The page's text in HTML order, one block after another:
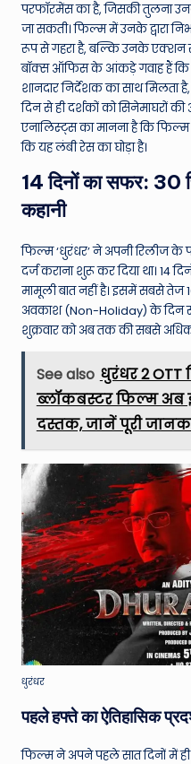
परफॉरमेंस का है, जिसकी तुलना
जा सकती। फिल्म में उनके द्वारा
रूप से गहरा है, बल्कि उनके एक्शन
बॉक्स ऑफिस के आंकड़े गवाह हैं कि
शानदार निर्देशक का साथ मिलता
दिन से ही दर्शकों को सिनेमाघरों
एनालिस्ट्स का मानना है कि
कि यह लंबी रेस का घोड़ा है।
14 दिनों का सफर: 30
कहानी
फिल्म ‘धुरंधर’ ने अपनी रिलीज के
दर्ज कराना शुरू कर दिया था। 14
मामूली बात नहीं है। इसमें सबसे तेज
अवकाश (Non-Holiday) के दिन
शुक्रवार को अब तक की सबसे
See also धुरंधर 2 OTT
ब्लॉकबस्टर फिल्म अब
दस्तक, जानें पूरी
धुरंधर
पहले हफ्ते का ऐतिहासिक
फिल्म ने अपने पहले सात दिनों में